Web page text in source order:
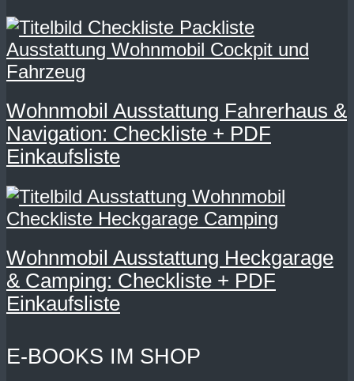
Wohnmobil Ausstattung Fahrerhaus &
Navigation: Checkliste + PDF
Einkaufsliste
Wohnmobil Ausstattung Heckgarage
& Camping: Checkliste + PDF
Einkaufsliste
E-BOOKS IM SHOP